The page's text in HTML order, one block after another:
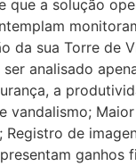
que a solução
da sua Torre de
analisado
a
vandalismo;
de